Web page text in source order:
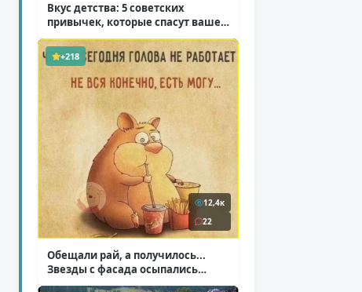
Вкус детства: 5 советских
привычек, которые спасут ваше
здоровье( 2 фото )
+218
12,4к
22
Обещали рай, а получилось...
Звезды с фасада осыпались
( 14 фото )